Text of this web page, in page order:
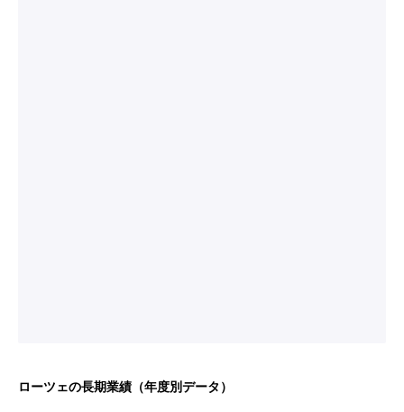
ローツェの長期業績（年度別データ）